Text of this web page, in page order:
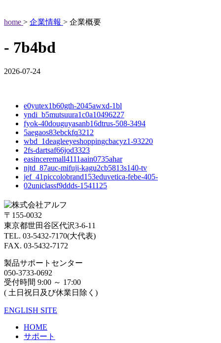
home > 企業情報 > 企業概要
- 7b4bd
2026-07-24
e0yutex1b60gth-2045awxd-1bl
yndi_b5mutsuura1c0a10496227
fyok-40douguyasanb16dtrus-508-3494
5aegaos83ebckfq3212
wbd_1deagleeyeshoppingcbacyz1-93220
2fs-dartsaf66jod3323
easinceremall4111aain0735ahar
njtd_87auc-mifuji-kagu2cb5813s140-tv
jef_41piccolobrand153eduvetica-febe-405-
02uniclassf9ddds-1541125
〒155-0032
東京都世田谷区代沢3-6-11
TEL. 03-5432-7170(大代表)
FAX. 03-5432-7172
製品サポートセンター
050-3733-0692
受付時間 9:00 ～ 17:00
( 土日祝日及び休業日除く)
ENGLISH SITE
HOME
サポート